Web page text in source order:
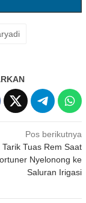
Pos berikutnya
Tarik Tuas Rem Saat
Nyelonong ke
Saluran Irigasi